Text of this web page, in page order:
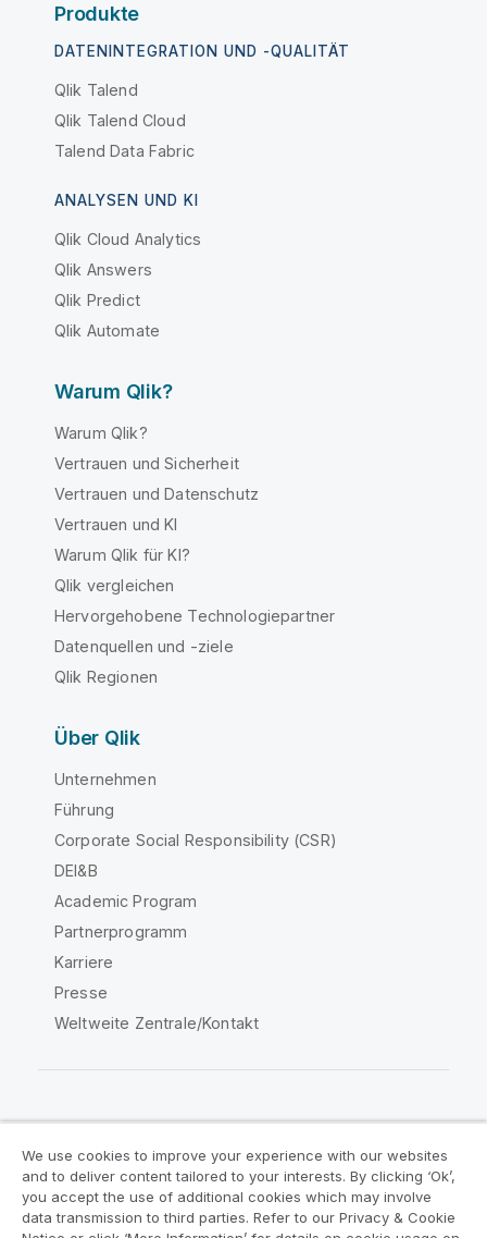
Produkte
DATENINTEGRATION UND -QUALITÄT
Qlik Talend
Qlik Talend Cloud
Talend Data Fabric
ANALYSEN UND KI
Qlik Cloud Analytics
Qlik Answers
Qlik Predict
Qlik Automate
Warum Qlik?
Warum Qlik?
Vertrauen und Sicherheit
Vertrauen und Datenschutz
Vertrauen und KI
Warum Qlik für KI?
Qlik vergleichen
Hervorgehobene Technologiepartner
Datenquellen und -ziele
Qlik Regionen
Über Qlik
Unternehmen
Führung
Corporate Social Responsibility (CSR)
DEI&B
Academic Program
Partnerprogramm
Karriere
Presse
Weltweite Zentrale/Kontakt
Rechtliche Vereinbarungen
Produktbedingungen
Legal Policies
We use cookies to improve your experience with our websites
and to deliver content tailored to your interests. By clicking ‘Ok’,
you accept the use of additional cookies which may involve
data transmission to third parties. Refer to our Privacy & Cookie